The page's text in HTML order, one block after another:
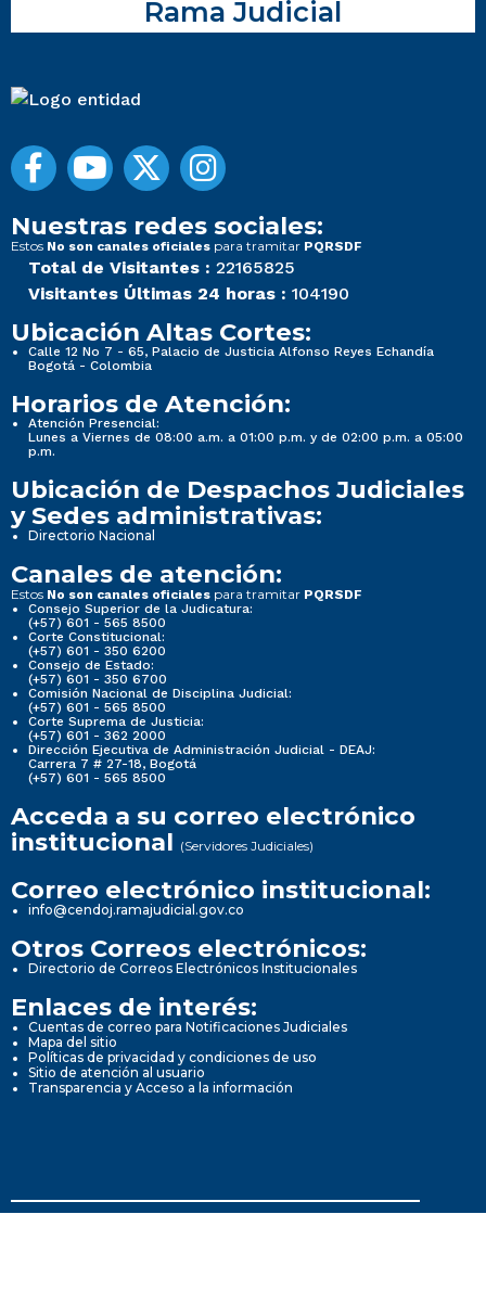
Rama Judicial
Nuestras redes sociales:
Estos No son canales oficiales para tramitar PQRSDF
Total de Visitantes : 22165825
Visitantes Últimas 24 horas : 104190
Ubicación Altas Cortes:
Calle 12 No 7 - 65, Palacio de Justicia Alfonso Reyes Echandía
Bogotá - Colombia
Horarios de Atención:
Atención Presencial:
Lunes a Viernes de 08:00 a.m. a 01:00 p.m. y de 02:00 p.m. a 05:00
p.m.
Ubicación de Despachos Judiciales
y Sedes administrativas:
Directorio Nacional
Canales de atención:
Estos No son canales oficiales para tramitar PQRSDF
Consejo Superior de la Judicatura:
(+57) 601 - 565 8500
Corte Constitucional:
(+57) 601 - 350 6200
Consejo de Estado:
(+57) 601 - 350 6700
Comisión Nacional de Disciplina Judicial:
(+57) 601 - 565 8500
Corte Suprema de Justicia:
(+57) 601 - 362 2000
Dirección Ejecutiva de Administración Judicial - DEAJ:
Carrera 7 # 27-18, Bogotá
(+57) 601 - 565 8500
Acceda a su correo electrónico
institucional (Servidores Judiciales)
Correo electrónico institucional:
info@cendoj.ramajudicial.gov.co
Otros Correos electrónicos:
Directorio de Correos Electrónicos Institucionales
Enlaces de interés:
Cuentas de correo para Notificaciones Judiciales
Mapa del sitio
Políticas de privacidad y condiciones de uso
Sitio de atención al usuario
Transparencia y Acceso a la información